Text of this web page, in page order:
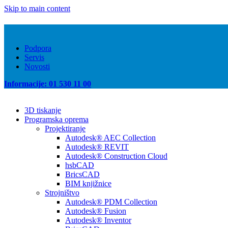
Skip to main content
Podpora
Servis
Novosti
Informacije: 01 530 11 00
3D tiskanje
Programska oprema
Projektiranje
Autodesk® AEC Collection
Autodesk® REVIT
Autodesk® Construction Cloud
hsbCAD
BricsCAD
BIM knjižnice
Strojništvo
Autodesk® PDM Collection
Autodesk® Fusion
Autodesk® Inventor